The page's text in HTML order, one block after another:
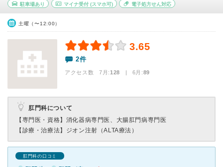
駐車場あり マイナ受付(スマホ可) 電子処方せん対応
土曜（〜12:00）
3.65
2件
アクセス数 7月:128 | 6月:89
肛門科について
【専門医・資格】 消化器病専門医、大腸肛門病専門医
【診療・治療法】 ジオン注射（ALTA療法）
肛門科の口コミ